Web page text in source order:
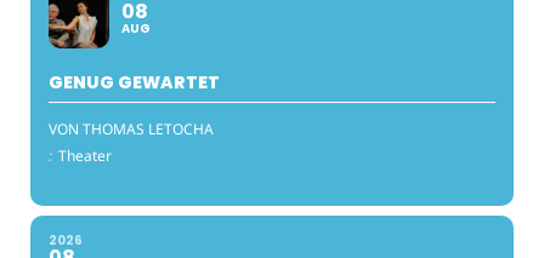
08
AUG
GENUG GEWARTET
VON THOMAS LETOCHA
: Theater
2026